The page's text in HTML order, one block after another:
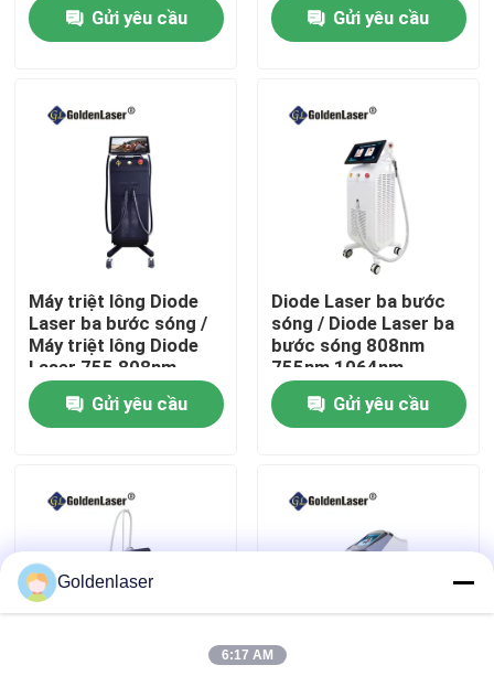
Nhà
Các sản phẩm
Hướng dẫn VR
Về chúng tôi
Tham quan nhà máy
Liên hệ chúng tôi
Tin tức
Gửi yêu cầu
Gửi yêu cầu
Máy triệt lông Diode
Laser ba bước sóng /
Máy triệt lông Diode
Laser 755 808nm
1064
Gửi yêu cầu
Diode Laser ba bước
sóng / Diode Laser ba
bước sóng 808nm
755nm 1064nm
Gửi yêu cầu
Goldenlaser
6:17 AM